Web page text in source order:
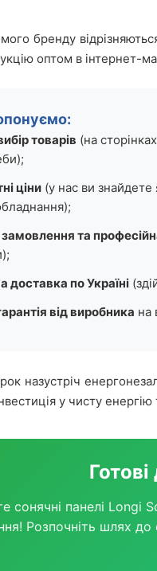
бренду
оптом в інтернет-
товарів (на
ціни (у нас ви
замовлення та
доставка по Україні
від виробника на
назустріч
у чисту
сонячні панелі Longi
Розпочніть шлях